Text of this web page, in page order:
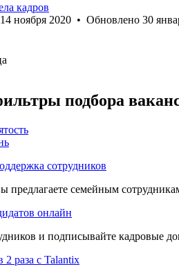
кадров
14 ноября 2020 • Обновлено 30
подбора
сотрудников
предлагаете семейным
онлайн
и подписывайте кадровые
2 раза с Talantix